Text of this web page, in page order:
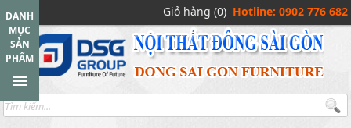
Giỏ hàng (0) Hotline: 0902 776 682
DANH
MỤC
SẢN
PHẨM